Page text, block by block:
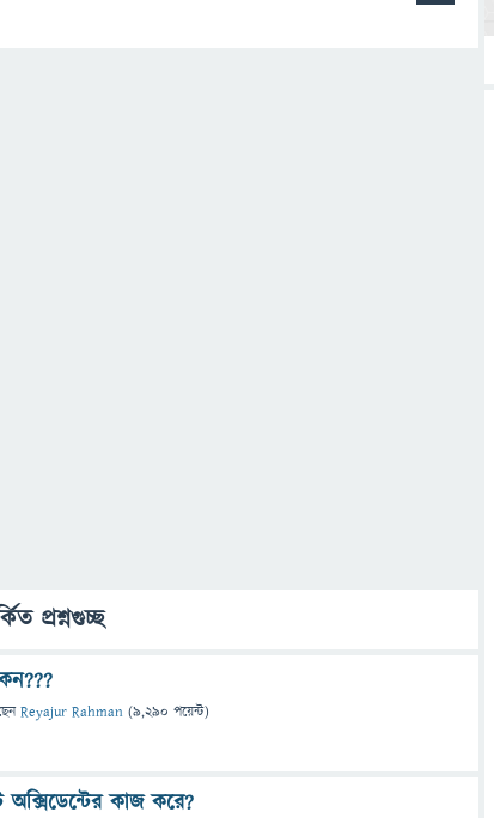
প্রশ্নগুচ্ছ
Reyajur Rahman (9,290 পয়েন্ট)
কাজ করে?